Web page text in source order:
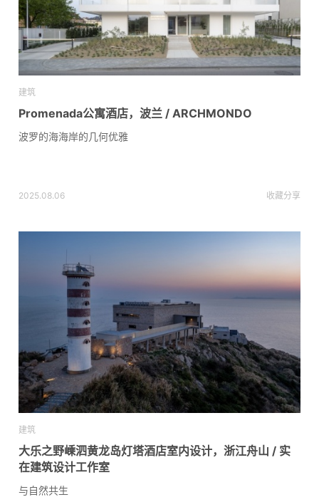
建筑
Promenada公寓酒店，波兰 / ARCHMONDO
波罗的海海岸的几何优雅
2025.08.06 收藏分享
建筑
大乐之野嵊泗黄龙岛灯塔酒店室内设计，浙江舟山 / 实
在建筑设计工作室
与自然共生